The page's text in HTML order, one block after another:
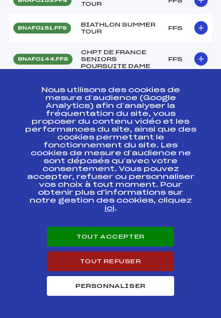
TOUR
BNAF0151.FFS
BIATHLON SUMMER
TOUR
FFS
BNAF0144.FFS
CHPT DE FRANCE
SENIORS
POURSUITE DAME
FFS
BNAF0141.FFS
BIATHLON SUMMER
TOUR FFS – CHPT DE
FRANCE SENIORS
FFS
FNAT0361
RELAIS Mixte
CHAMPIONNAT DE
FRANCE CADETS
FFS
FNAF0361.FFS
CHAMPIONNAT DE
FRANCE CADETS
FINALE MASS START
CHAMPAGNY LE
HAUT
FFS
SUBARU BIATHLON
CHALLENGE FFS
BNAF0091.FFS
SUBARU BIATHLON
CHALLENGE FFS
CADETS
FFS
BDAF0023
biathlon Banque
FFS
Nous utilisons des cookies de
mesure d’audience (Google
Analytics) afin d’analyser la
fréquentation du site, vous
proposer du contenu vidéo et les
performances du site, ainsi que des
cookies permettant le
fonctionnement du site. Les
cookies de mesure d’audience ne
sont déposés qu’avec votre
consentement. Vous pouvez
accepter, refuser ou personnaliser
vos choix à tout moment. Pour
obtenir plus d'informations sur
notre gestion des cookies, cliquez
ici.
TOUT ACCEPTER
TOUT REFUSER
PERSONNALISER